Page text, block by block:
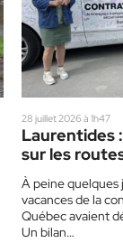
28 juillet 2026 à 1h47
Laurentides
sur les
un corbillard
sensibiliser
À peine quelques
vacances de la
Québec avaient
Un bilan…